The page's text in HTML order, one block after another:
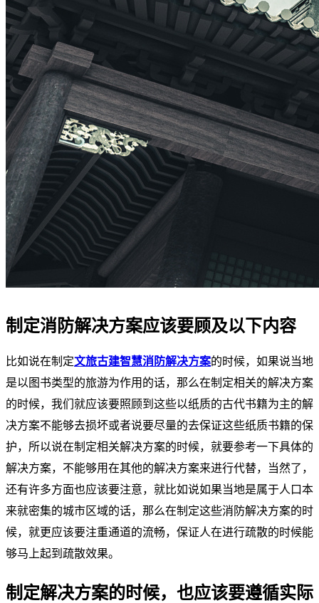
制定消防解决方案应该要顾及以下内容
比如说在制定文旅古建智慧消防解决方案的时候，如果说当地
是以图书类型的旅游为作用的话，那么在制定相关的解决方案
的时候，我们就应该要照顾到这些以纸质的古代书籍为主的解
决方案不能够去损坏或者说要尽量的去保证这些纸质书籍的保
护，所以说在制定相关解决方案的时候，就要参考一下具体的
解决方案，不能够用在其他的解决方案来进行代替，当然了，
还有许多方面也应该要注意，就比如说如果当地是属于人口本
来就密集的城市区域的话，那么在制定这些消防解决方案的时
候，就更应该要注重通道的流畅，保证人在进行疏散的时候能
够马上起到疏散效果。
制定解决方案的时候，也应该要遵循实际